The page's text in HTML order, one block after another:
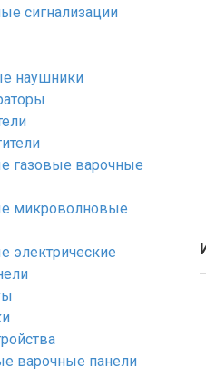
сигнализации
наушники
газовые варочные
микроволновые
электрические
варочные панели